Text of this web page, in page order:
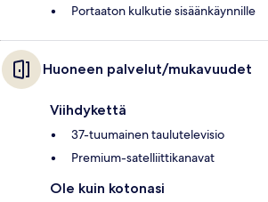
Portaaton kulkutie sisäänkäynnille
Huoneen palvelut/mukavuudet
Viihdykettä
37-tuumainen taulutelevisio
Premium-satelliittikanavat
Ole kuin kotonasi